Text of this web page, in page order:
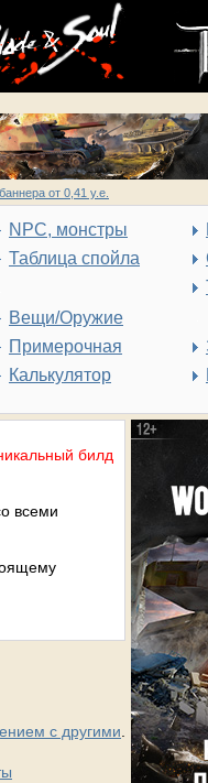
от 0,41 у.е.
NPC, монстры
Таблица спойла
Вещи/Оружие
Примерочная
Калькулятор
билд
всеми
с другими